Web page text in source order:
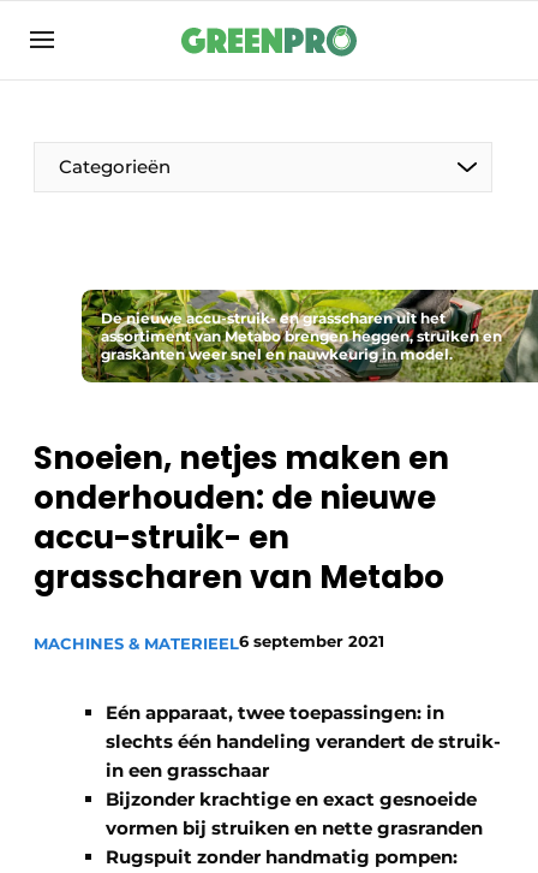
Aanmelden
Bedrijven
Contact
Groen in de zorg
Home
Nieuwsbrief
Podcasts
Privacy / Cookie statement
Save the Date
Vacatures
Categorieën
De nieuwe accu-struik- en grasscharen uit het
assortiment van Metabo brengen heggen, struiken en
graskanten weer snel en nauwkeurig in model.
Snoeien, netjes maken en
onderhouden: de nieuwe
accu-struik- en
grasscharen van Metabo
MACHINES & MATERIEEL6 september 2021
Eén apparaat, twee toepassingen: in
slechts één handeling verandert de struik-
in een grasschaar
Bijzonder krachtige en exact gesnoeide
vormen bij struiken en nette grasranden
Rugspuit zonder handmatig pompen: